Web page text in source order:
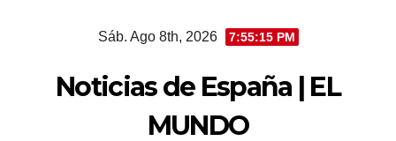
Sáb. Ago 8th, 2026 7:55:16 PM
Noticias de España | EL
MUNDO